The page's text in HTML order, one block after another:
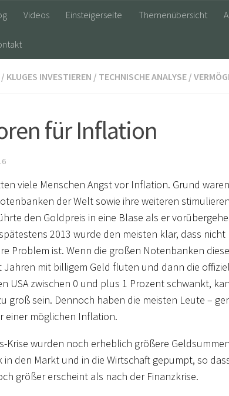
Videos Einsteigerseite Themenübersicht
/ KLUGES INVESTIEREN / TECHNISCHE ANALYSE /
für Inflation
viele Menschen Angst vor Inflation. Grund
der Welt sowie ihre weiteren
den Goldpreis in eine Blase als er
2013 wurde den meisten klar, dass
Problem ist. Wenn die großen Notenbanken
Jahren mit billigem Geld fluten und dann die
USA zwischen 0 und plus 1 Prozent schwankt,
groß sein. Dennoch haben die meisten Leute –
einer möglichen Inflation.
Krise wurden noch erheblich größere
den Markt und in die Wirtschaft gepumpt, so
größer erscheint als nach der Finanzkrise.